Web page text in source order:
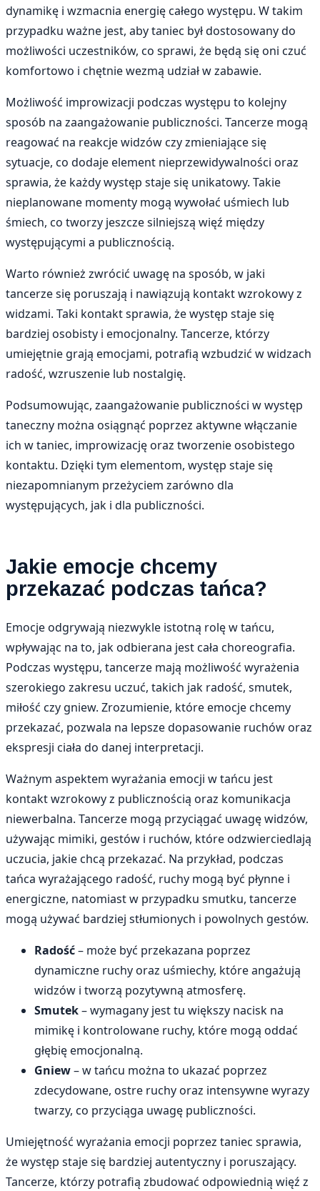
dynamikę i wzmacnia energię całego występu. W takim
przypadku ważne jest, aby taniec był dostosowany do
możliwości uczestników, co sprawi, że będą się oni czuć
komfortowo i chętnie wezmą udział w zabawie.
Możliwość improwizacji podczas występu to kolejny
sposób na zaangażowanie publiczności. Tancerze mogą
reagować na reakcje widzów czy zmieniające się
sytuacje, co dodaje element nieprzewidywalności oraz
sprawia, że każdy występ staje się unikatowy. Takie
nieplanowane momenty mogą wywołać uśmiech lub
śmiech, co tworzy jeszcze silniejszą więź między
występującymi a publicznością.
Warto również zwrócić uwagę na sposób, w jaki
tancerze się poruszają i nawiązują kontakt wzrokowy z
widzami. Taki kontakt sprawia, że występ staje się
bardziej osobisty i emocjonalny. Tancerze, którzy
umiejętnie grają emocjami, potrafią wzbudzić w widzach
radość, wzruszenie lub nostalgię.
Podsumowując, zaangażowanie publiczności w występ
taneczny można osiągnąć poprzez aktywne włączanie
ich w taniec, improwizację oraz tworzenie osobistego
kontaktu. Dzięki tym elementom, występ staje się
niezapomnianym przeżyciem zarówno dla
występujących, jak i dla publiczności.
Jakie emocje chcemy
przekazać podczas tańca?
Emocje odgrywają niezwykle istotną rolę w tańcu,
wpływając na to, jak odbierana jest cała choreografia.
Podczas występu, tancerze mają możliwość wyrażenia
szerokiego zakresu uczuć, takich jak radość, smutek,
miłość czy gniew. Zrozumienie, które emocje chcemy
przekazać, pozwala na lepsze dopasowanie ruchów oraz
ekspresji ciała do danej interpretacji.
Ważnym aspektem wyrażania emocji w tańcu jest
kontakt wzrokowy z publicznością oraz komunikacja
niewerbalna. Tancerze mogą przyciągać uwagę widzów,
używając mimiki, gestów i ruchów, które odzwierciedlają
uczucia, jakie chcą przekazać. Na przykład, podczas
tańca wyrażającego radość, ruchy mogą być płynne i
energiczne, natomiast w przypadku smutku, tancerze
mogą używać bardziej stłumionych i powolnych gestów.
Radość– może być przekazana poprzez
dynamiczne ruchy oraz uśmiechy, które angażują
widzów i tworzą pozytywną atmosferę.
Smutek– wymagany jest tu większy nacisk na
mimikę i kontrolowane ruchy, które mogą oddać
głębię emocjonalną.
Gniew– w tańcu można to ukazać poprzez
zdecydowane, ostre ruchy oraz intensywne wyrazy
twarzy, co przyciąga uwagę publiczności.
Umiejętność wyrażania emocji poprzez taniec sprawia,
że występ staje się bardziej autentyczny i poruszający.
Tancerze, którzy potrafią zbudować odpowiednią więź z